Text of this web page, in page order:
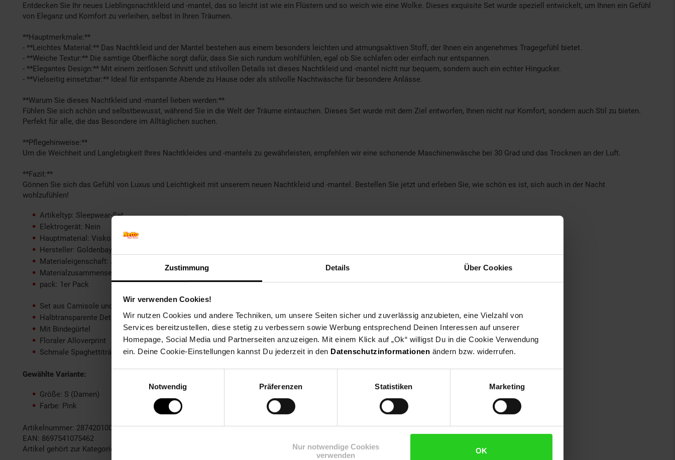
Zustimmung Details Über Cookies
Wir verwenden Cookies!
Wir nutzen Cookies und andere Techniken, um unsere Seiten sicher und zuverlässig anzubieten, eine Vielzahl von
Services bereitzustellen, diese stetig zu verbessern sowie Werbung entsprechend Deinen Interessen auf unserer
Homepage, Social Media und Partnerseiten anzuzeigen. Mit einem Klick auf „Ok“ willigst Du in die Cookie Verwendung
ein. Deine Cookie-Einstellungen kannst Du jederzeit in den Datenschutzinformationen ändern bzw. widerrufen.
Notwendig
Präferenzen Statistiken Marketing
Nur notwendige Cookies
verwenden
OK
Entdecken Sie Ihr neues Lieblingsnachtkleid und -mantel, das so leicht ist wie ein Flüstern und so weich wie eine Wolke. Dieses exquisite Set wurde speziell entwickelt, um Ihnen ein Gefühl
von Eleganz und Komfort zu verleihen, selbst in Ihren Träumen.
**Hauptmerkmale:**
- **Leichtes Material:** Das Nachtkleid und der Mantel bestehen aus einem besonders leichten und atmungsaktiven Stoff, der Ihnen ein angenehmes Tragegefühl bietet.
- **Weiche Textur:** Die samtige Oberfläche sorgt dafür, dass Sie sich rundum wohlfühlen, egal ob Sie schlafen oder einfach nur entspannen.
- **Elegantes Design:** Mit einem zeitlosen Schnitt und stilvollen Details ist dieses Nachtkleid und -mantel nicht nur bequem, sondern auch ein echter Hingucker.
- **Vielseitig einsetzbar:** Ideal für entspannte Abende zu Hause oder als stilvolle Nachtwäsche für besondere Anlässe.
**Warum Sie dieses Nachtkleid und -mantel lieben werden:**
Fühlen Sie sich schön und selbstbewusst, während Sie in die Welt der Träume eintauchen. Dieses Set wurde mit dem Ziel entworfen, Ihnen nicht nur Komfort, sondern auch Stil zu bieten.
Perfekt für alle, die das Besondere im Alltäglichen suchen.
**Pflegehinweise:**
Um die Weichheit und Langlebigkeit Ihres Nachtkleides und -mantels zu gewährleisten, empfehlen wir eine schonende Maschinenwäsche bei 30 Grad und das Trocknen an der Luft.
**Fazit:**
Gönnen Sie sich das Gefühl von Luxus und Leichtigkeit mit unserem neuen Nachtkleid und -mantel. Bestellen Sie jetzt und erleben Sie, wie schön es ist, sich auch in der Nacht
wohlzufühlen!
Artikeltyp: Sleepwear-Set
Elektrogerät: Nein
Hauptmaterial: Viskose
Hersteller: Goldenbay
Materialeigenschaft: Jersey (Wirk)
Materialzusammensetzung: 75% Viskose, 20% Baumwolle, 5% Elasthan
pack: 1er Pack
Set aus Camisole und Morgenmantel
Halbtransparente Details am Ausschnitt
Mit Bindegürtel
Floraler Alloverprint
Schmale Spaghettiträger
Gewählte Variante:
Größe: S (Damen)
Farbe: Pink
Artikelnummer: 2874201000
EAN: 8697541075462
Artikel gehört zur Kategorie: